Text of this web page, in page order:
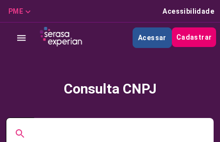
PME Acessibilidade
Acessar Cadastrar
Consulta CNPJ